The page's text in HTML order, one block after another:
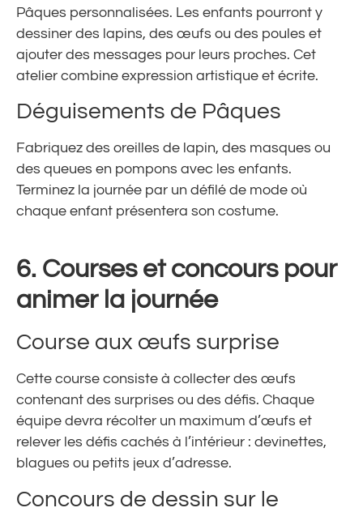
Pâques personnalisées. Les enfants pourront y
dessiner des lapins, des œufs ou des poules et
ajouter des messages pour leurs proches. Cet
atelier combine expression artistique et écrite.
Déguisements de Pâques
Fabriquez des oreilles de lapin, des masques ou
des queues en pompons avec les enfants.
Terminez la journée par un défilé de mode où
chaque enfant présentera son costume.
6. Courses et concours pour
animer la journée
Course aux œufs surprise
Cette course consiste à collecter des œufs
contenant des surprises ou des défis. Chaque
équipe devra récolter un maximum d’œufs et
relever les défis cachés à l’intérieur : devinettes,
blagues ou petits jeux d’adresse.
Concours de dessin sur le